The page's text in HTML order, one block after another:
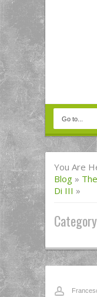
You Are
Blog »
Di III »